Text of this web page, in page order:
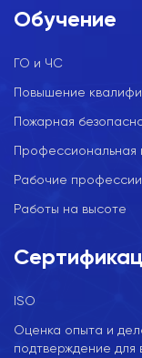
Обучение
ГО и ЧС
Повышение
Пожарная
Профессиональная
Рабочие профессии
Работы на высоте
ISO
Оценка опыта и
подтверждение для